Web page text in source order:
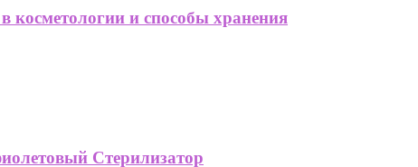
косметологии и способы хранения
Стерилизатор